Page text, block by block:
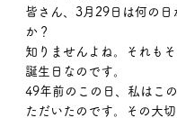
皆さん、3月29日は何の日
か？
知りませんよね。それも
誕生日なのです。
49年前のこの日、私はこ
ただいたのです。その大